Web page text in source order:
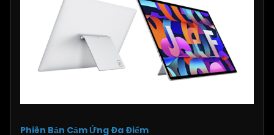
Phiên Bản Cảm Ứng Đa Điểm